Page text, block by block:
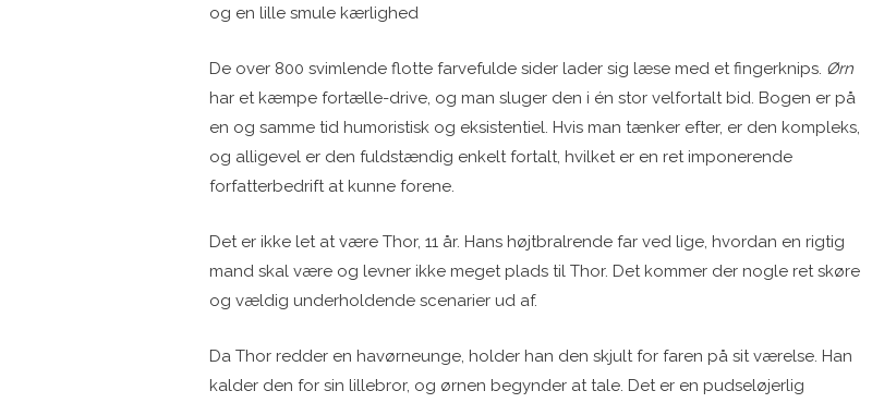
og en lille smule kærlighed
De over 800 svimlende flotte farvefulde sider lader sig læse med et fingerknips. Ørn
har et kæmpe fortælle-drive, og man sluger den i én stor velfortalt bid. Bogen er på
en og samme tid humoristisk og eksistentiel. Hvis man tænker efter, er den kompleks,
og alligevel er den fuldstændig enkelt fortalt, hvilket er en ret imponerende
forfatterbedrift at kunne forene.
Det er ikke let at være Thor, 11 år. Hans højtbralrende far ved lige, hvordan en rigtig
mand skal være og levner ikke meget plads til Thor. Det kommer der nogle ret skøre
og vældig underholdende scenarier ud af.
Da Thor redder en havørneunge, holder han den skjult for faren på sit værelse. Han
kalder den for sin lillebror, og ørnen begynder at tale. Det er en pudseløjerlig